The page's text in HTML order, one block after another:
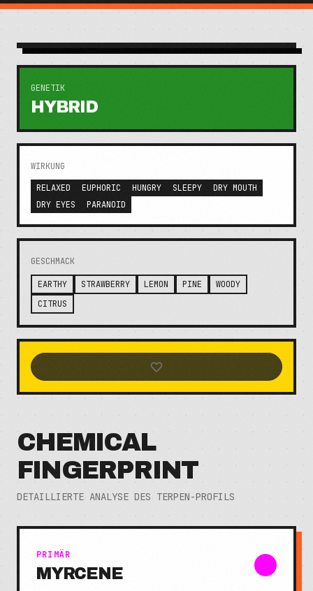
GENETIK
HYBRID
WIRKUNG
RELAXED
EUPHORIC HUNGRY SLEEPY
DRY MOUTH
DRY EYES
PARANOID
GESCHMACK
EARTHY STRAWBERRY LEMON PINE
WOODY
CITRUS
CHEMICAL
FINGERPRINT
DETAILLIERTE ANALYSE DES TERPEN-PROFILS
PRIMÄR
MYRCENE